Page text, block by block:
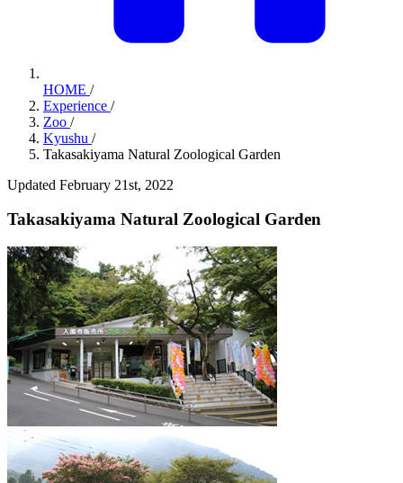
HOME /
Experience /
Zoo /
Kyushu /
Takasakiyama Natural Zoological Garden
Updated February 21st, 2022
Takasakiyama Natural Zoological Garden